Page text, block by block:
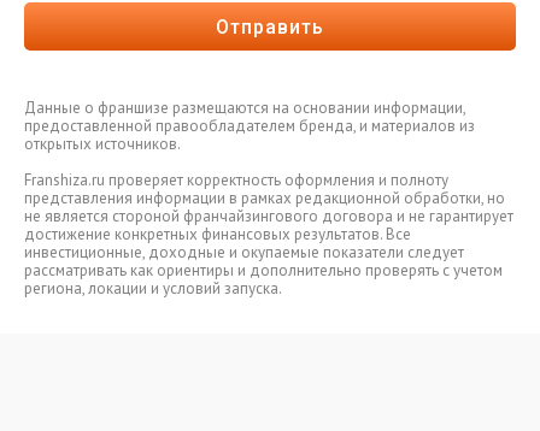
Отправить
Данные о франшизе размещаются на основании информации,
предоставленной правообладателем бренда, и материалов из
открытых источников.
Franshiza.ru проверяет корректность оформления и полноту
представления информации в рамках редакционной обработки, но
не является стороной франчайзингового договора и не гарантирует
достижение конкретных финансовых результатов. Все
инвестиционные, доходные и окупаемые показатели следует
рассматривать как ориентиры и дополнительно проверять с учетом
региона, локации и условий запуска.